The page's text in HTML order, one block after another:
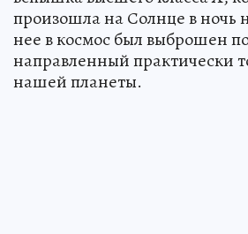
произошла на Солнце в ночь
нее в космос был выброшен
направленный практически
нашей планеты.